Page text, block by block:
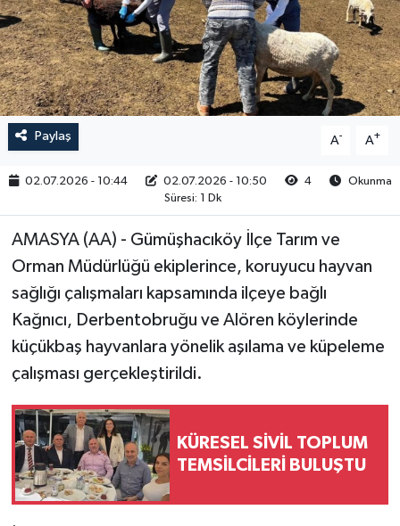
Paylaş A- A+
02.07.2026 - 10:44 02.07.2026 - 10:50 4
Okunma
Süresi: 1 Dk
AMASYA (AA) - Gümüşhacıköy İlçe Tarım ve
Orman Müdürlüğü ekiplerince, koruyucu hayvan
sağlığı çalışmaları kapsamında ilçeye bağlı
Kağnıcı, Derbentobruğu ve Alören köylerinde
küçükbaş hayvanlara yönelik aşılama ve küpeleme
çalışması gerçekleştirildi.
KÜRESEL SİVİL TOPLUM
TEMSİLCİLERİ BULUŞTU
RESMİ İLAN